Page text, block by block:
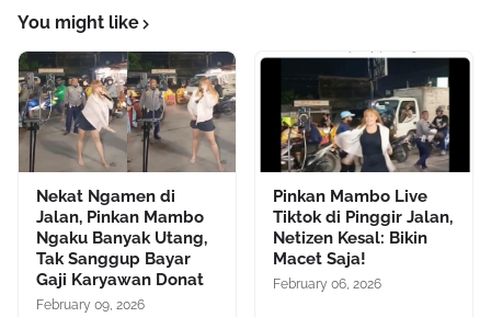
You might like
Nekat Ngamen di
Jalan, Pinkan Mambo
Ngaku Banyak Utang,
Tak Sanggup Bayar
Gaji Karyawan Donat
February 09, 2026
Pinkan Mambo Live
Tiktok di Pinggir Jalan,
Netizen Kesal: Bikin
Macet Saja!
February 06, 2026